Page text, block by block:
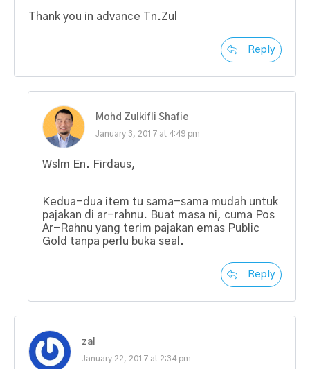
Thank you in advance Tn.Zul
Reply
Mohd Zulkifli Shafie
January 3, 2017 at 4:49 pm
Wslm En. Firdaus,
Kedua-dua item tu sama-sama mudah untuk
pajakan di ar-rahnu. Buat masa ni, cuma Pos
Ar-Rahnu yang terim pajakan emas Public
Gold tanpa perlu buka seal.
Reply
zal
January 22, 2017 at 2:34 pm